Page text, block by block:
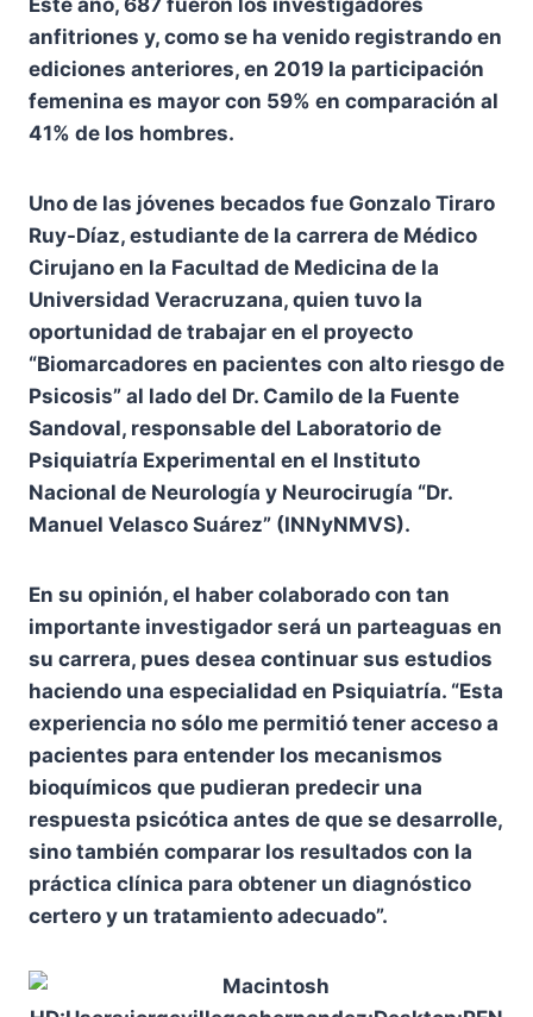
anfitriones y, como se ha venido registrando en
ediciones anteriores, en 2019 la participación
femenina es mayor con 59% en comparación al
41% de los hombres.
Uno de las jóvenes becados fue Gonzalo Tiraro
Ruy-Díaz, estudiante de la carrera de Médico
Cirujano en la Facultad de Medicina de la
Universidad Veracruzana, quien tuvo la
oportunidad de trabajar en el proyecto
“Biomarcadores en pacientes con alto riesgo de
Psicosis” al lado del Dr. Camilo de la Fuente
Sandoval, responsable del Laboratorio de
Psiquiatría Experimental en el Instituto
Nacional de Neurología y Neurocirugía “Dr.
Manuel Velasco Suárez” (INNyNMVS).
En su opinión, el haber colaborado con tan
importante investigador será un parteaguas en
su carrera, pues desea continuar sus estudios
haciendo una especialidad en Psiquiatría. “Esta
experiencia no sólo me permitió tener acceso a
pacientes para entender los mecanismos
bioquímicos que pudieran predecir una
respuesta psicótica antes de que se desarrolle,
sino también comparar los resultados con la
práctica clínica para obtener un diagnóstico
certero y un tratamiento adecuado”.